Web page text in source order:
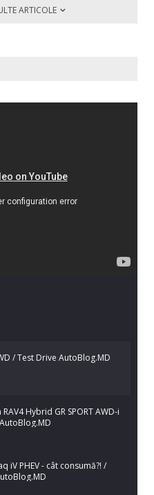
ARTICOLE
/ Test Drive AutoBlog.MD
Hybrid GR SPORT AWD-i
iV PHEV - cât consumă?! /